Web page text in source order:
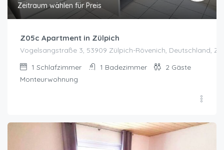
Zeitraum wählen für Preis
Z05c Apartment in Zülpich
Vogelsangstraße 3, 53909 Zülpich-Rövenich, Deutschland,
1 Schlafzimmer 1 Badezimmer 2 Gäste
Monteurwohnung